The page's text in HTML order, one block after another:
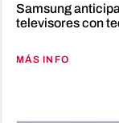
Samsung
televisores con
MÁS INFO